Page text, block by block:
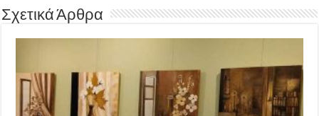
Σχετικά Άρθρα